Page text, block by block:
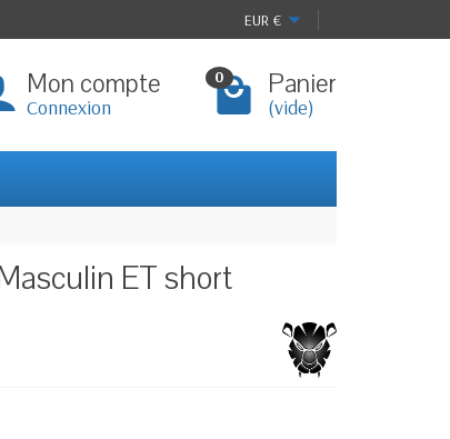
EUR €
Mon compte
Connexion
0 Panier
(vide)
ET short